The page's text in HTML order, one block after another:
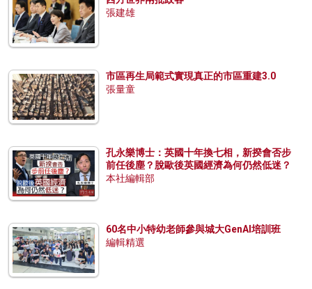
張建雄
市區再生局範式實現真正的市區重建3.0
張量童
孔永樂博士：英國十年換七相，新揆會否步
前任後塵？脫歐後英國經濟為何仍然低迷？
本社編輯部
60名中小特幼老師參與城大GenAI培訓班
編輯精選